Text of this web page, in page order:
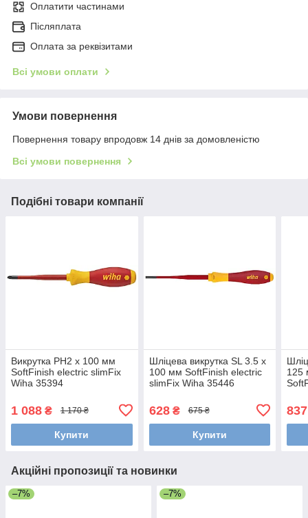
Оплатити частинами
Післяплата
Оплата за реквізитами
Всі умови оплати
Умови повернення
Повернення товару впродовж 14 днів за домовленістю
Всі умови повернення
Подібні товари компанії
Викрутка PH2 х 100 мм
SoftFinish electric slimFix
Wiha 35394
1 088 ₴ 1 170 ₴
Купити
Шліцева викрутка SL 3.5 x
100 мм SoftFinish electric
slimFix Wiha 35446
628₴ 675 ₴
Купити
125
837
Акційні пропозиції та новинки
–7% –7%